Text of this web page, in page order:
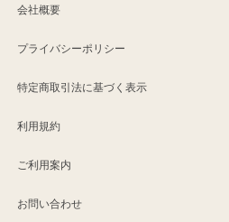
会社概要
プライバシーポリシー
特定商取引法に基づく表示
利用規約
ご利用案内
お問い合わせ